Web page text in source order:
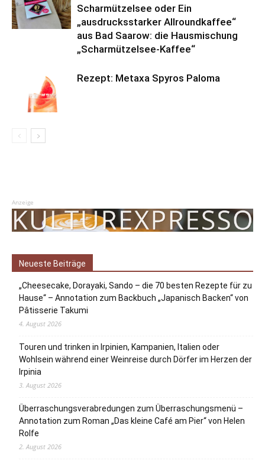
Scharmützelsee oder Ein
„ausdrucksstarker Allroundkaffee“
aus Bad Saarow: die Hausmischung
„Scharmützelsee-Kaffee“
Rezept: Metaxa Spyros Paloma
Anzeige
Neueste Beiträge
„Cheesecake, Dorayaki, Sando – die 70 besten Rezepte für zu
Hause“ – Annotation zum Backbuch „Japanisch Backen“ von
Pâtisserie Takumi
4. August 2026
Touren und trinken in Irpinien, Kampanien, Italien oder
Wohlsein während einer Weinreise durch Dörfer im Herzen der
Irpinia
3. August 2026
Überraschungsverabredungen zum Überraschungsmenü –
Annotation zum Roman „Das kleine Café am Pier“ von Helen
Rolfe
2. August 2026